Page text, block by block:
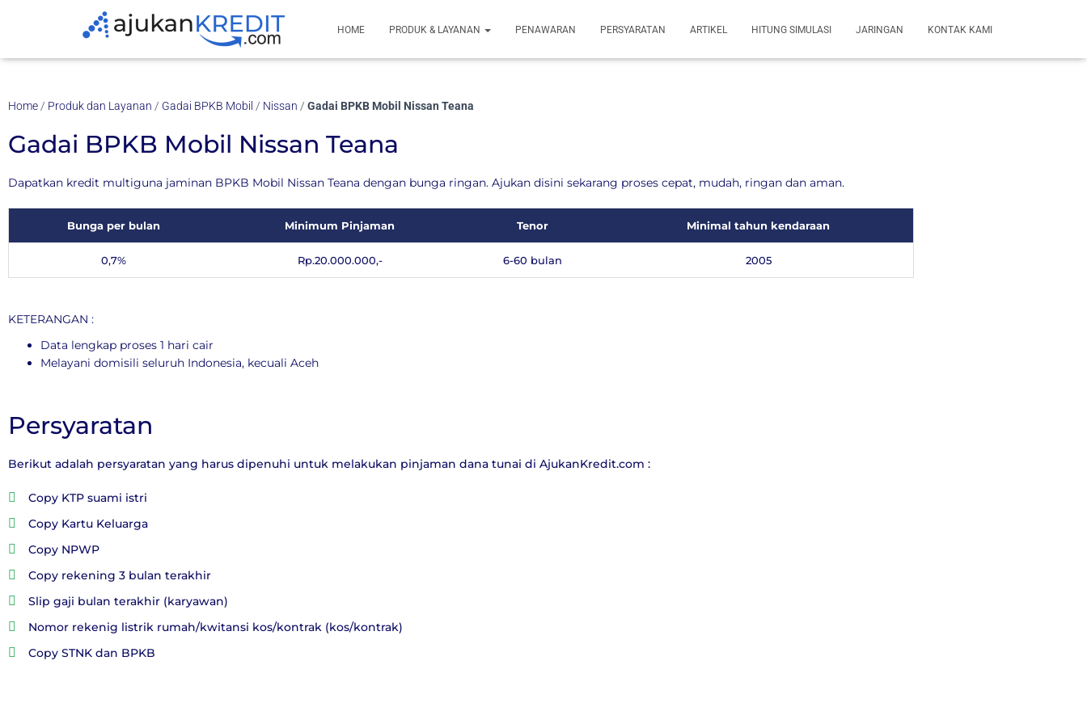
HOME PRODUK & LAYANAN PENAWARAN PERSYARATAN ARTIKEL HITUNG SIMULASI JARINGAN KONTAK KAMI
Home / Produk dan Layanan / Gadai BPKB Mobil / Nissan / Gadai BPKB Mobil Nissan Teana
Gadai BPKB Mobil Nissan Teana
Dapatkan kredit multiguna jaminan BPKB Mobil Nissan Teana dengan bunga ringan. Ajukan disini sekarang proses cepat, mudah, ringan dan aman.
Bunga per bulan Minimum Pinjaman Tenor Minimal tahun kendaraan
0,7% Rp.20.000.000,- 6-60 bulan 2005
KETERANGAN :
Data lengkap proses 1 hari cair
Melayani domisili seluruh Indonesia, kecuali Aceh
Persyaratan
Berikut adalah persyaratan yang harus dipenuhi untuk melakukan pinjaman dana tunai di AjukanKredit.com :
Copy KTP suami istri
Copy Kartu Keluarga
Copy NPWP
Copy rekening 3 bulan terakhir
Slip gaji bulan terakhir (karyawan)
Nomor rekenig listrik rumah/kwitansi kos/kontrak (kos/kontrak)
Copy STNK dan BPKB